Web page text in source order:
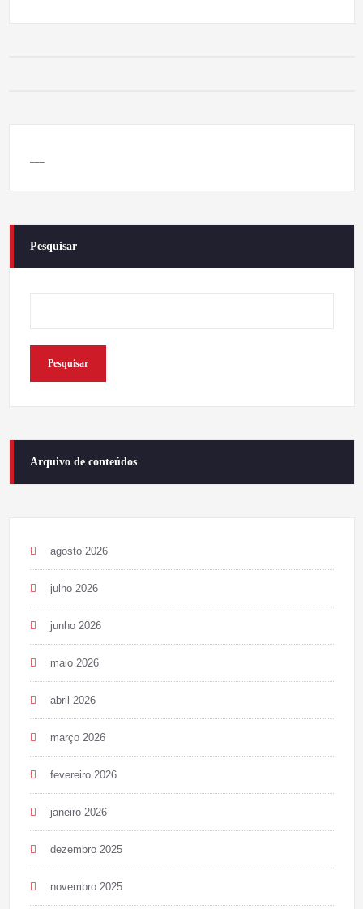
Pesquisar
Pesquisar
Arquivo de conteúdos
agosto 2026
julho 2026
junho 2026
maio 2026
abril 2026
março 2026
fevereiro 2026
janeiro 2026
dezembro 2025
novembro 2025